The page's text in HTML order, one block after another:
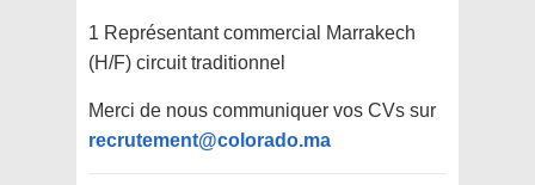
1 Représentant commercial Marrakech
(H/F) circuit traditionnel
Merci de nous communiquer vos CVs sur
recrutement@colorado.ma